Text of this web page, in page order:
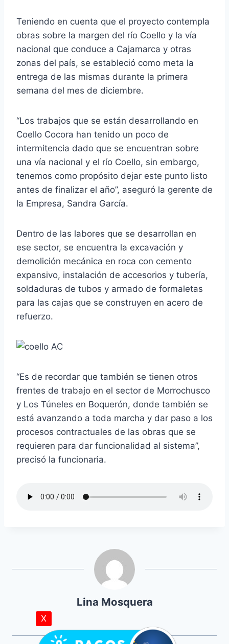
Teniendo en cuenta que el proyecto contempla
obras sobre la margen del río Coello y la vía
nacional que conduce a Cajamarca y otras
zonas del país, se estableció como meta la
entrega de las mismas durante la primera
semana del mes de diciembre.
“Los trabajos que se están desarrollando en
Coello Cocora han tenido un poco de
intermitencia dado que se encuentran sobre
una vía nacional y el río Coello, sin embargo,
tenemos como propósito dejar este punto listo
antes de finalizar el año”, aseguró la gerente de
la Empresa, Sandra García.
Dentro de las labores que se desarrollan en
ese sector, se encuentra la excavación y
demolición mecánica en roca con cemento
expansivo, instalación de accesorios y tubería,
soldaduras de tubos y armado de formaletas
para las cajas que se construyen en acero de
refuerzo.
“Es de recordar que también se tienen otros
frentes de trabajo en el sector de Morrochusco
y Los Túneles en Boquerón, donde también se
está avanzando a toda marcha y dar paso a los
procesos contractuales de las obras que se
requieren para dar funcionalidad al sistema”,
precisó la funcionaria.
Lina Mosquera
X